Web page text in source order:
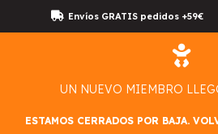
Envíos GRATIS pedidos +59€
UN NUEVO MIEMBRO
ESTAMOS CERRADOS POR BAJA.